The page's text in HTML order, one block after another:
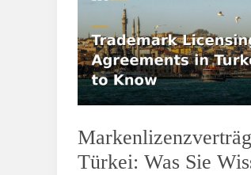
Türkei: Was Sie
Türkei:
Was
Sie
Wissen